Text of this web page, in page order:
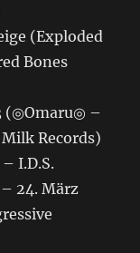
(Exploded
Bones
(◎Omaru◎ –
Records)
I.D.S.
24. März